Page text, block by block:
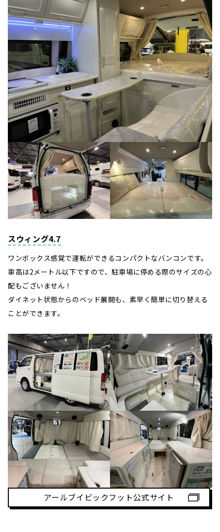
スウィング4.7
ワンボックス感覚で運転ができるコンパクトなバンコンです。
車高は2メートル以下ですので、駐車場に停める際のサイズの心
配もございません！
ダイネット状態からのベッド展開も、素早く簡単に切り替える
ことができます。
アールブイビックフット公式サイト